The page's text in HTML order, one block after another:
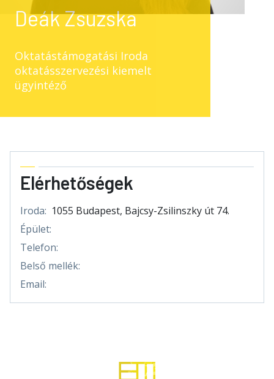
Deák Zsuzska
Oktatástámogatási Iroda
oktatásszervezési kiemelt
ügyintéző
Elérhetőségek
Iroda: 1055 Budapest, Bajcsy-Zsilinszky út 74.
Épület:
Telefon:
Belső mellék:
Email: